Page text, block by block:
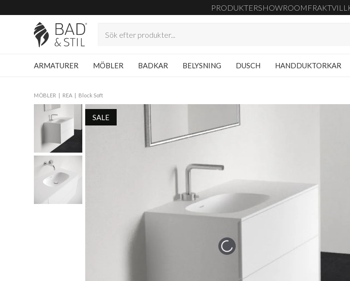
PRODUKTERSHOWROOM FRAKT
ARMATURER MÖBLER BADKAR BELYSNING DUSCH HANDDUKTORKAR
MÖBLER REA Block Soft
SALE